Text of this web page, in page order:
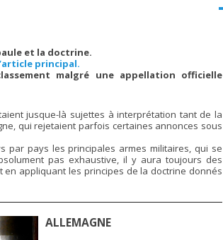
et la doctrine.
’article principal.
malgré une appellation officielle
jusque-là sujettes à interprétation tant de la
qui rejetaient parfois certaines annonces sous
par pays les principales armes militaires, qui se
pas exhaustive, il y aura toujours des
appliquant les principes de la doctrine donnés
ALLEMAGNE